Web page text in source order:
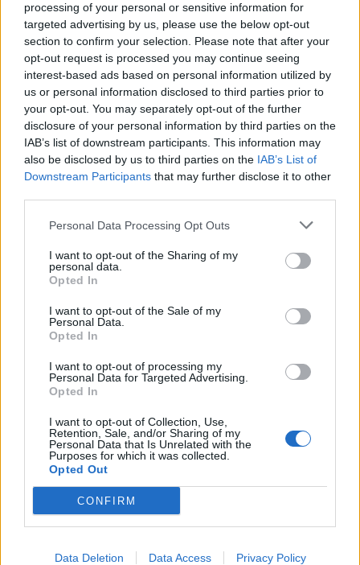
processing of your personal or sensitive information for
targeted advertising by us, please use the below opt-out
section to confirm your selection. Please note that after your
opt-out request is processed you may continue seeing
interest-based ads based on personal information utilized by
us or personal information disclosed to third parties prior to
your opt-out. You may separately opt-out of the further
disclosure of your personal information by third parties on the
IAB’s list of downstream participants. This information may
also be disclosed by us to third parties on the IAB’s List of
Downstream Participants that may further disclose it to other
Personal Data Processing Opt Outs
I want to opt-out of the Sharing of my
personal data.
Opted In
I want to opt-out of the Sale of my
Personal Data.
Opted In
I want to opt-out of processing my
Personal Data for Targeted Advertising.
Opted In
I want to opt-out of Collection, Use,
Retention, Sale, and/or Sharing of my
Personal Data that Is Unrelated with the
Purposes for which it was collected.
Opted Out
CONFIRM
Data Deletion Data Access Privacy Policy